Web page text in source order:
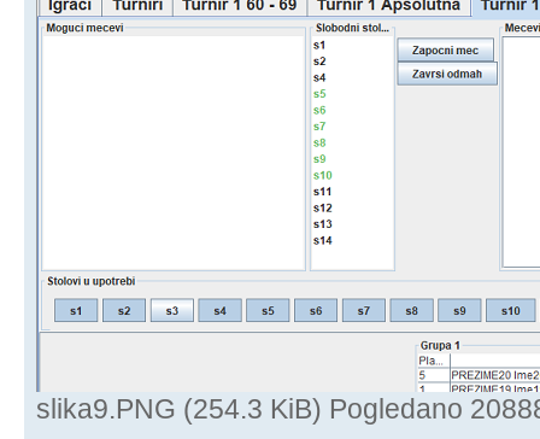
slika9.PNG (254.3 KiB) Pogledano